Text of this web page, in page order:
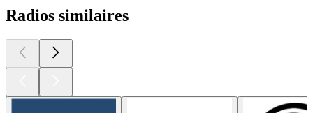
Radios similaires